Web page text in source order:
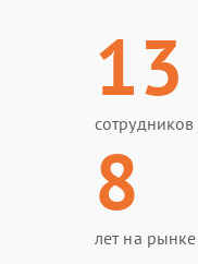
13
сотрудников
8
лет на рынке